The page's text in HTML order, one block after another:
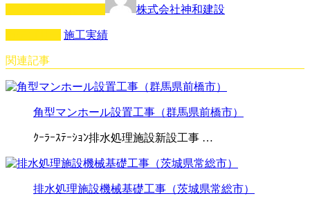
株式会社神和建設
施工実績
関連記事
角型マンホール設置工事（群馬県前橋市）
ｸｰﾗｰｽﾃｰｼｮﾝ排水処理施設新設工事 …
排水処理施設機械基礎工事（茨城県常総市）